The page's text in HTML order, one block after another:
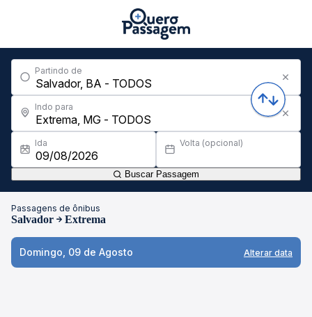
Partindo de
Indo para
Ida Volta (opcional)
Buscar Passagem
Passagens de ônibus
Salvador Extrema
Domingo, 09 de Agosto Alterar data